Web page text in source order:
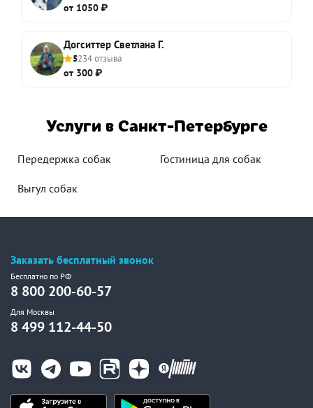
от 1050 ₽
Догситтер Светлана Г.
5234 отзыва
от 300 ₽
Услуги в Санкт-Петербурге
Передержка собак Гостиница для собак
Выгул собак
Заказать бесплатный звонок
Бесплатно по РФ
8 800 200-60-57
Для Москвы
8 499 112-44-50